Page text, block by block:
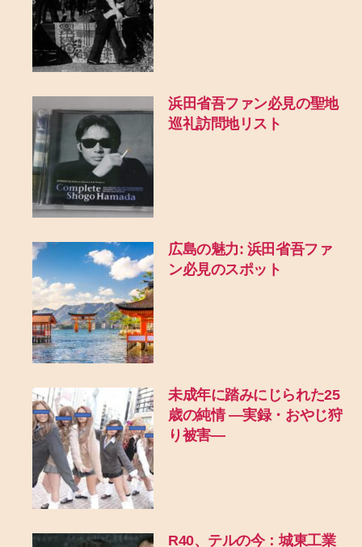
浜田省吾ファン必見の聖地
巡礼訪問地リスト
広島の魅力: 浜田省吾ファ
ン必見のスポット
未成年に踏みにじられた25
歳の純情 ―実録・おやじ狩
り被害―
R40、テルの今：城東工業